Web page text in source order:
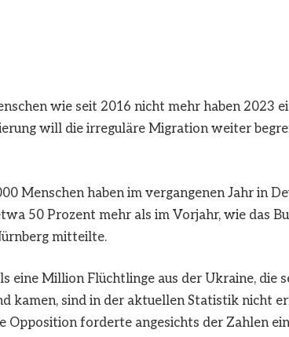
wie seit 2016 nicht mehr haben 2023
will die irreguläre Migration weiter
Menschen haben im vergangenen Jahr in
50 Prozent mehr als im Vorjahr, wie das
mitteilte.
eine Million Flüchtlinge aus der Ukraine, die
kamen, sind in der aktuellen Statistik nicht
Opposition forderte angesichts der Zahlen